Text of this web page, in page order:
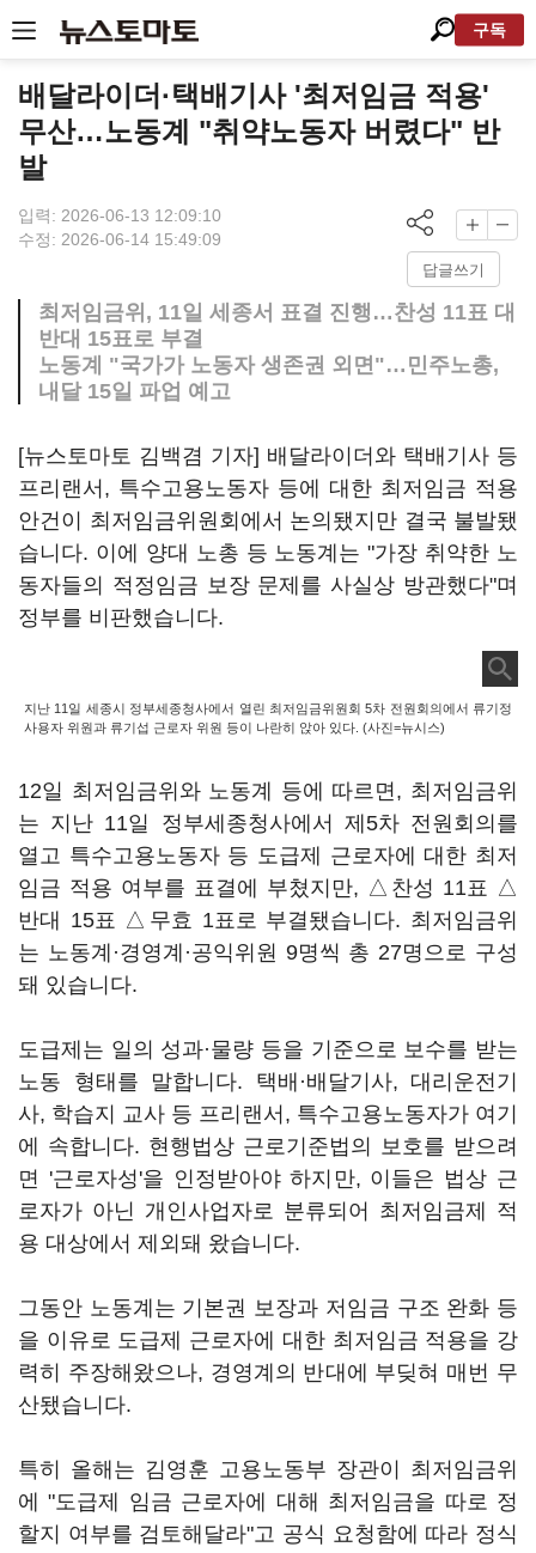
구독
배달라이더·택배기사 '최저임금 적용'
무산…노동계 "취약노동자 버렸다" 반
발
입력: 2026-06-13 12:09:10
수정: 2026-06-14 15:49:09
답글쓰기
최저임금위, 11일 세종서 표결 진행…찬성 11표 대
반대 15표로 부결
노동계 "국가가 노동자 생존권 외면"…민주노총,
내달 15일 파업 예고
[뉴스토마토 김백겸 기자] 배달라이더와 택배기사 등
프리랜서, 특수고용노동자 등에 대한 최저임금 적용
안건이 최저임금위원회에서 논의됐지만 결국 불발됐
습니다. 이에 양대 노총 등 노동계는 "가장 취약한 노
동자들의 적정임금 보장 문제를 사실상 방관했다"며
정부를 비판했습니다.
지난 11일 세종시 정부세종청사에서 열린 최저임금위원회 5차 전원회의에서 류기정
사용자 위원과 류기섭 근로자 위원 등이 나란히 앉아 있다. (사진=뉴시스)
12일 최저임금위와 노동계 등에 따르면, 최저임금위
는 지난 11일 정부세종청사에서 제5차 전원회의를
열고 특수고용노동자 등 도급제 근로자에 대한 최저
임금 적용 여부를 표결에 부쳤지만, △찬성 11표 △
반대 15표 △무효 1표로 부결됐습니다. 최저임금위
는 노동계·경영계·공익위원 9명씩 총 27명으로 구성
돼 있습니다.
도급제는 일의 성과·물량 등을 기준으로 보수를 받는
노동 형태를 말합니다. 택배·배달기사, 대리운전기
사, 학습지 교사 등 프리랜서, 특수고용노동자가 여기
에 속합니다. 현행법상 근로기준법의 보호를 받으려
면 '근로자성'을 인정받아야 하지만, 이들은 법상 근
로자가 아닌 개인사업자로 분류되어 최저임금제 적
용 대상에서 제외돼 왔습니다.
그동안 노동계는 기본권 보장과 저임금 구조 완화 등
을 이유로 도급제 근로자에 대한 최저임금 적용을 강
력히 주장해왔으나, 경영계의 반대에 부딪혀 매번 무
산됐습니다.
특히 올해는 김영훈 고용노동부 장관이 최저임금위
에 "도급제 임금 근로자에 대해 최저임금을 따로 정
할지 여부를 검토해달라"고 공식 요청함에 따라 정식